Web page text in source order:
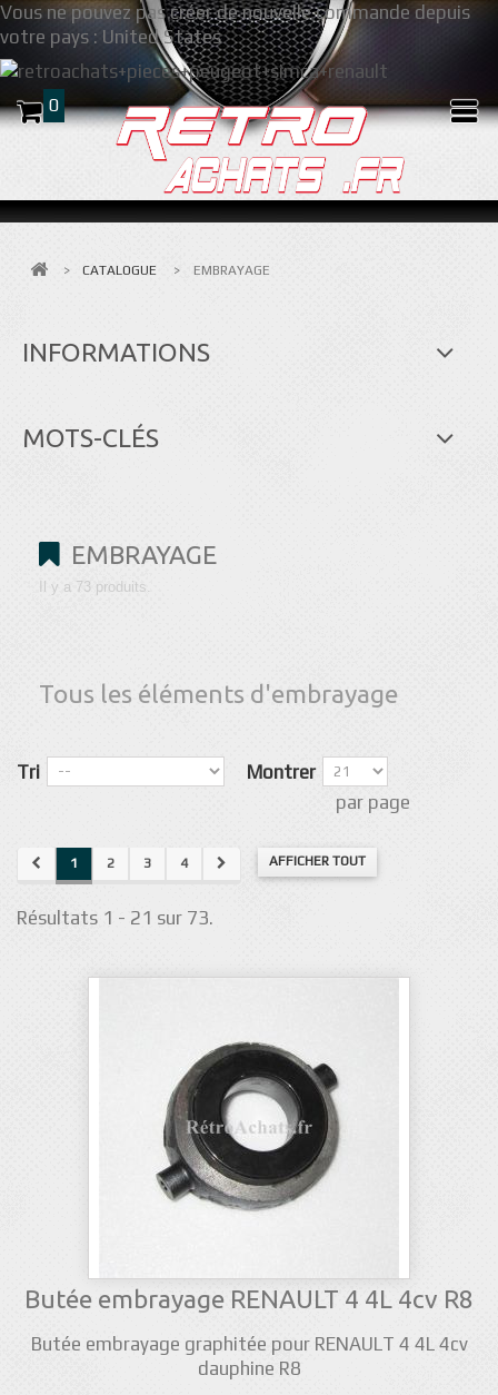
Vous ne pouvez pas créer de nouvelle commande depuis
votre pays : United States
0
> CATALOGUE > EMBRAYAGE
INFORMATIONS
MOTS-CLÉS
EMBRAYAGE
Il y a 73 produits.
Tous les éléments d'embrayage
Tri
Montrer
par page
AFFICHER TOUT
1 2 3 4
Résultats 1 - 21 sur 73.
Butée embrayage RENAULT 4 4L 4cv R8
Butée embrayage graphitée pour RENAULT 4 4L 4cv
dauphine R8